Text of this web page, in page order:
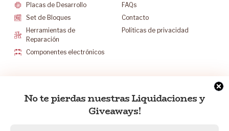
No te pierdas nuestras Liquidaciones y
Giveaways!
Placas de Desarrollo
Set de Bloques
Herramientas de
Reparación
Componentes electrónicos
FAQs
Contacto
Políticas de privacidad
info@electrocr.tech